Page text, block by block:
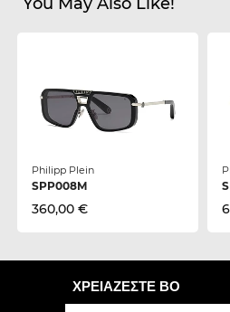
Philipp Plein
SPP008M
360,00 €
ΧΡΕΙΆΖΕΣΤΕ ΒΟ